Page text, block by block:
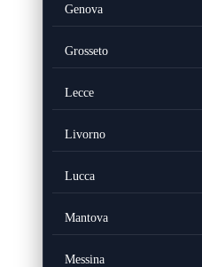
Genova
Grosseto
Lecce
Livorno
Lucca
Mantova
Messina